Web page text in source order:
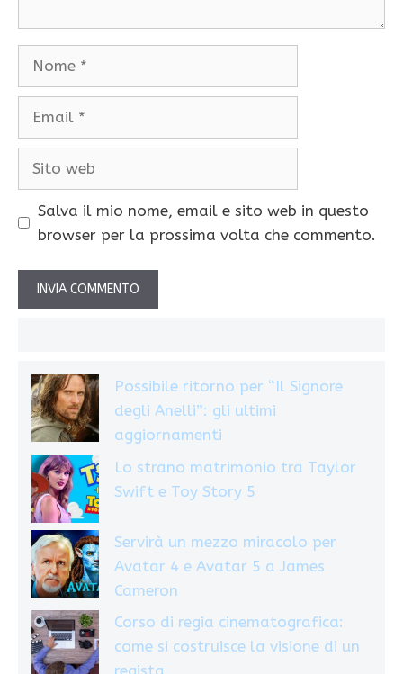
Salva il mio nome, email e sito web in questo
browser per la prossima volta che commento.
Possibile ritorno per “Il Signore
degli Anelli”: gli ultimi
aggiornamenti
Lo strano matrimonio tra Taylor
Swift e Toy Story 5
Servirà un mezzo miracolo per
Avatar 4 e Avatar 5 a James
Cameron
Corso di regia cinematografica:
come si costruisce la visione di un